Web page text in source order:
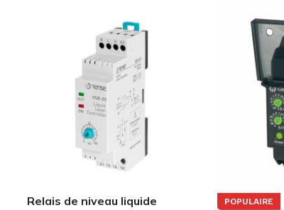
Relais de niveau liquide
POPULAIRE